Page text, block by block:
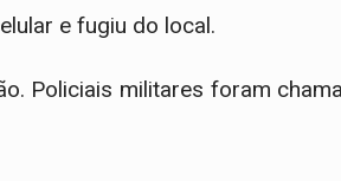
e fugiu do local.
Policiais militares foram